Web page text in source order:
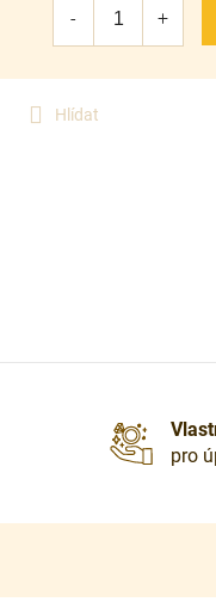
Hlídat
pro